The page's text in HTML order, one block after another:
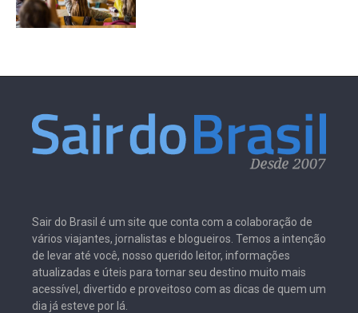
Sair do Brasil é um site que conta com a colaboração de
vários viajantes, jornalistas e blogueiros. Temos a intenção
de levar até você, nosso querido leitor, informações
atualizadas e úteis para tornar seu destino muito mais
acessível, divertido e proveitoso com as dicas de quem um
dia já esteve por lá.